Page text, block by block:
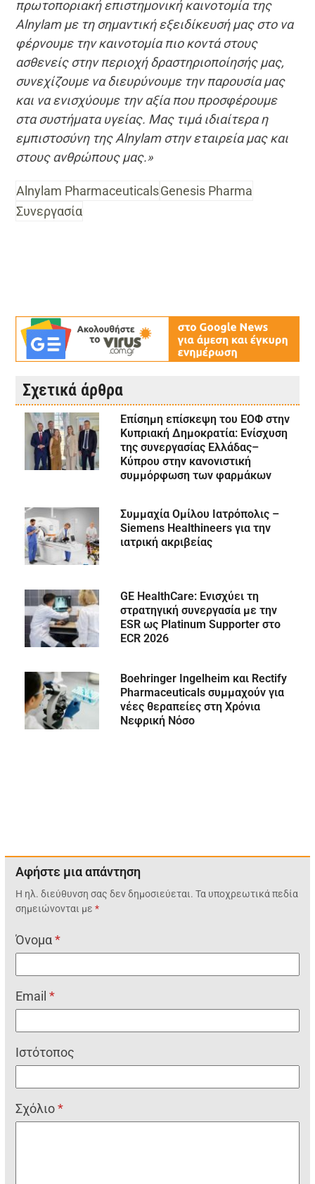
πρωτοποριακή επιστημονική καινοτομία της
Alnylam με τη σημαντική εξειδίκευσή μας στο να
φέρνουμε την καινοτομία πιο κοντά στους
ασθενείς στην περιοχή δραστηριοποίησής μας,
συνεχίζουμε να διευρύνουμε την παρουσία μας
και να ενισχύουμε την αξία που προσφέρουμε
στα συστήματα υγείας. Μας τιμά ιδιαίτερα η
εμπιστοσύνη της Alnylam στην εταιρεία μας και
στους ανθρώπους μας.»
Alnylam PharmaceuticalsGenesis Pharma
Συνεργασία
Σχετικά άρθρα
Επίσημη επίσκεψη του ΕΟΦ στην
Κυπριακή Δημοκρατία: Ενίσχυση
της συνεργασίας Ελλάδας–
Κύπρου στην κανονιστική
συμμόρφωση των φαρμάκων
Συμμαχία Ομίλου Ιατρόπολις –
Siemens Healthineers για την
ιατρική ακριβείας
GE HealthCare: Ενισχύει τη
στρατηγική συνεργασία με την
ESR ως Platinum Supporter στο
ECR 2026
Boehringer Ingelheim και Rectify
Pharmaceuticals συμμαχούν για
νέες θεραπείες στη Χρόνια
Νεφρική Νόσο
Αφήστε μια απάντηση
Η ηλ. διεύθυνση σας δεν δημοσιεύεται. Τα υποχρεωτικά πεδία
σημειώνονται με*
Όνομα*
Email*
Ιστότοπος
Σχόλιο*